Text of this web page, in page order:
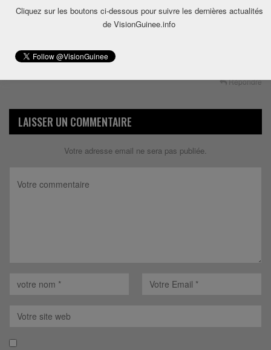
Discuter sur la politique politicienne et laisser le livre
sacré de Dieu comme tel.
Répondre
LAISSER UN COMMENTAIRE
Votre adresse email ne sera pas publiée.
Cliquez sur les boutons ci-dessous pour suivre les dernières actualités
de VisionGuinee.info